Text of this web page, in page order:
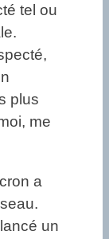
tel ou
plus
me
a
un